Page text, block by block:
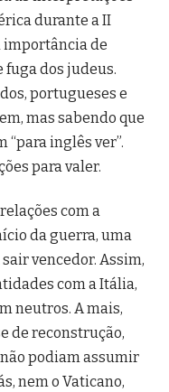
durante a II
importância de
fuga dos judeus.
portugueses e
mas sabendo que
“para inglês ver”.
para valer.
com a
da guerra, uma
vencedor. Assim,
com a Itália,
neutros. A mais,
de reconstrução,
podiam assumir
nem o Vaticano,